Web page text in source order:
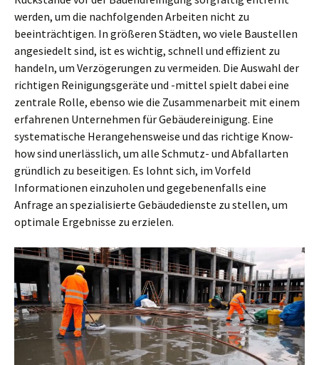
werden, um die nachfolgenden Arbeiten nicht zu
beeinträchtigen. In größeren Städten, wo viele Baustellen
angesiedelt sind, ist es wichtig, schnell und effizient zu
handeln, um Verzögerungen zu vermeiden. Die Auswahl der
richtigen Reinigungsgeräte und -mittel spielt dabei eine
zentrale Rolle, ebenso wie die Zusammenarbeit mit einem
erfahrenen Unternehmen für Gebäudereinigung. Eine
systematische Herangehensweise und das richtige Know-
how sind unerlässlich, um alle Schmutz- und Abfallarten
gründlich zu beseitigen. Es lohnt sich, im Vorfeld
Informationen einzuholen und gegebenenfalls eine
Anfrage an spezialisierte Gebäudedienste zu stellen, um
optimale Ergebnisse zu erzielen.